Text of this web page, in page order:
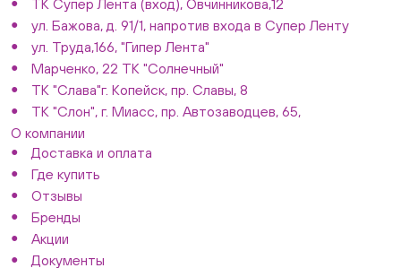
ТК Супер Лента (вход), Овчинникова,12
ул. Бажова, д. 91/1, напротив входа в Супер Ленту
ул. Труда,166, "Гипер Лента"
Марченко, 22 ТК "Солнечный"
ТК "Слава"г. Копейск, пр. Славы, 8
ТК "Слон", г. Миасс, пр. Автозаводцев, 65,
О компании
Доставка и оплата
Где купить
Отзывы
Бренды
Акции
Документы